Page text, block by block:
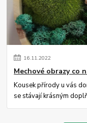
16.11.2022
Mechové obrazy co
Kousek přírody u vás
se stávají krásným